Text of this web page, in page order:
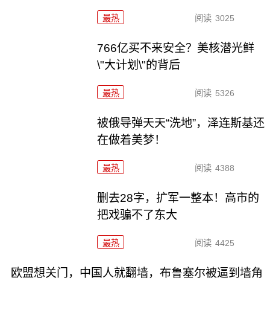
最热 阅读 3025
766亿买不来安全？美核潜光鲜
\"大计划\"的背后
最热 阅读 5326
被俄导弹天天“洗地”，泽连斯基还
在做着美梦！
最热 阅读 4388
删去28字，扩军一整本！高市的
把戏骗不了东大
最热 阅读 4425
欧盟想关门，中国人就翻墙，布鲁塞尔被逼到墙角